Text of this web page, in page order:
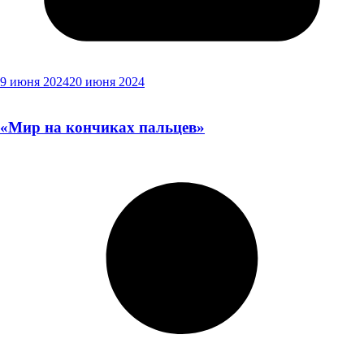
9 июня 202420 июня 2024
«Мир на кончиках пальцев»